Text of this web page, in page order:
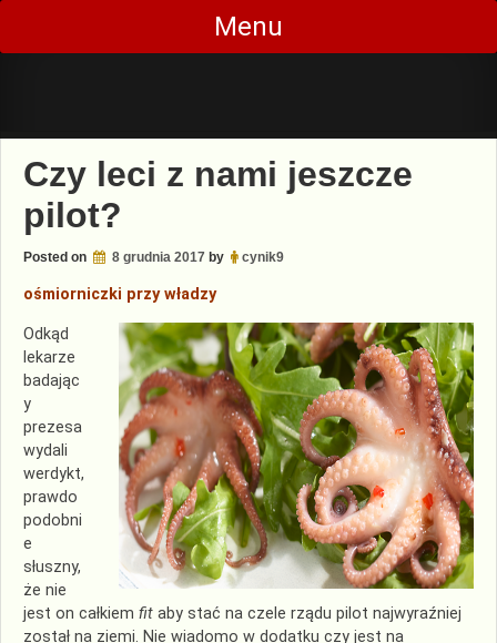
Skip
content
Menu
Czy leci z nami jeszcze
pilot?
Posted on 8 grudnia 2017 by cynik9
ośmiorniczki przy władzy
Odkąd
lekarze
badając
y
prezesa
wydali
werdykt,
prawdo
podobni
e
słuszny,
że nie
jest on całkiem fit aby stać na czele rządu pilot najwyraźniej
został na ziemi. Nie wiadomo w dodatku czy jest na